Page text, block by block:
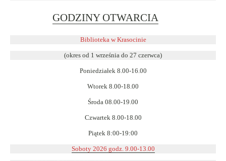
GODZINY OTWARCIA
w
Biblioteka w Krasocinie
(okres od 1 września do 27 czerwca)
Poniedziałek 8.00-16.00
Wtorek 8.00-18.00
Środa 08.00-19.00
Czwartek 8.00-18.00
Piątek 8:00-19:00
Soboty 2026 godz. 9.00-13.00